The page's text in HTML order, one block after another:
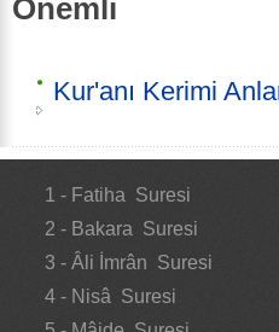
Önemli
Kur'anı Kerimi
1 - Fatiha Suresi
2 - Bakara Suresi
3 - Âli İmrân Suresi
4 - Nisâ Suresi